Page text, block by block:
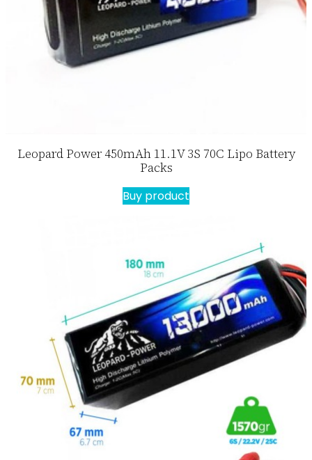
Leopard Power 450mAh 11.1V 3S 70C Lipo Battery
Packs
Buy product